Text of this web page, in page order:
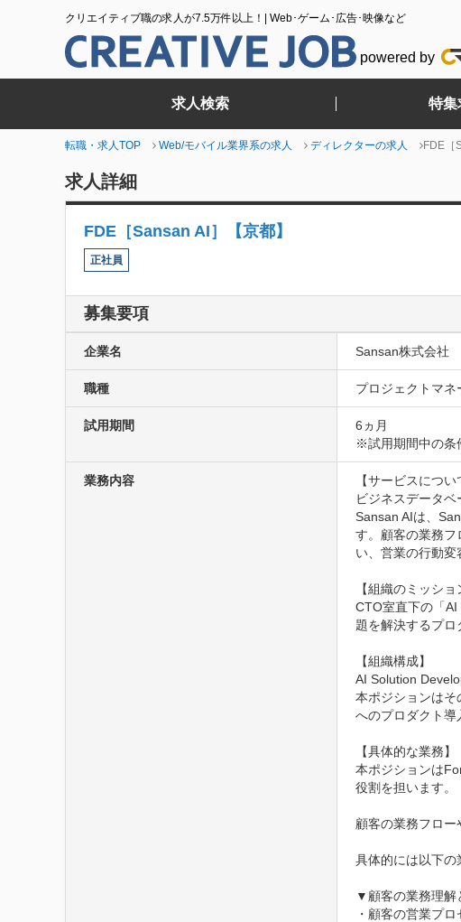
クリエイティブ職の求人が7.5万件以上！| Web･ゲーム･広告･映像など
powered by
求人検索 特集
転職・求人TOP Web/モバイル業界系の求人 ディレクターの求人 FDE［
求人詳細
FDE［Sansan AI］【京都】
正社員
募集要項
企業名 Sansan株式会社
職種 プロジェクトマ
試用期間
6ヵ月
※試用期間中の条
業務内容
【サービスについ
ビジネスデータベ
Sansan AIは、
す。顧客の業務フ
い、営業の行動変
【組織のミッショ
CTO室直下の「
題を解決するプロ
【組織構成】
AI Solution
本ポジションはそ
へのプロダクト導
【具体的な業務】
本ポジションは
役割を担います。
顧客の業務フロー
具体的には以下の
▼顧客の業務理解
・顧客の営業プ